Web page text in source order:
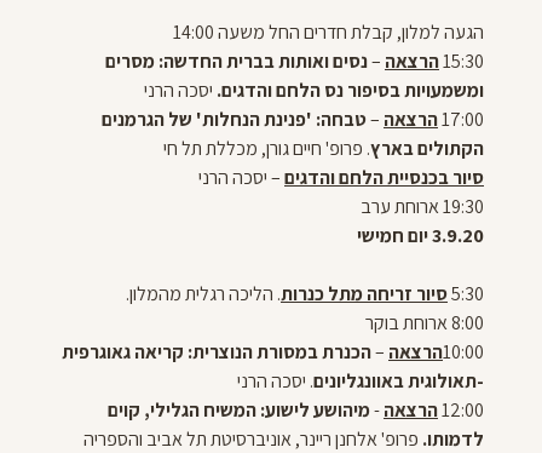
הגעה למלון, קבלת חדרים החל משעה 14:00
15:30הרצאה –נסים ואותות בברית החדשה: מסרים
ומשמעויות בסיפורנס הלחם והדגים. יסכה הרני
17:00הרצאה –טבחה: 'פנינת הנחלות' של הגרמנים
הקתולים בארץ. פרופ' חיים גורן, מכללת תל חי
סיור בכנסיית הלחם והדגים– יסכה הרני
19:30 ארוחת ערב
3.9.20 יום חמישי
5:30סיור זריחה מתל כנרות. הליכה רגלית מהמלון.
8:00 ארוחת בוקר
10:00הרצאה –הכנרת במסורת הנוצרית: קריאה גאוגרפית
-תאולוגית באוונגליונים. יסכה הרני
12:00הרצאה-מיהושע לישוע: המשיח הגלילי, קוים
לדמותו. פרופ' אלחנן ריינר, אוניברסיטת תל אביב והספריה